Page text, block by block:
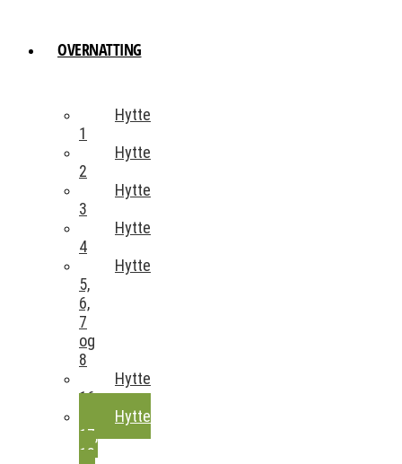
content
OVERNATTING
Hytte
1
Hytte
2
Hytte
3
Hytte
4
Hytte
5,
6,
7
og
8
Hytte
16
Hytte
17,
18